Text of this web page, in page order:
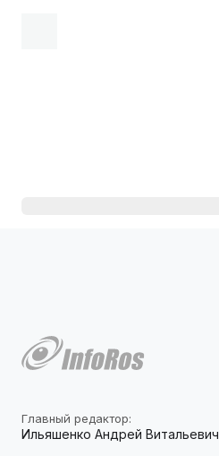
Главный редактор:
Ильяшенко Андрей Витальевич